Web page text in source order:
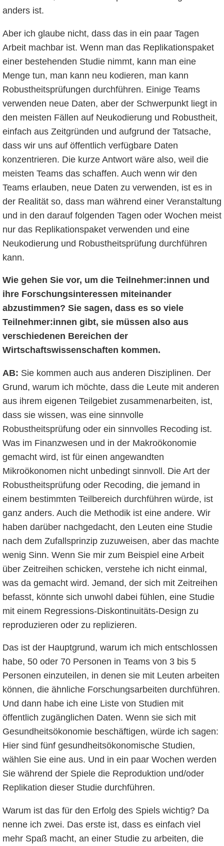
anders ist.
Aber ich glaube nicht, dass das in ein paar Tagen
Arbeit machbar ist. Wenn man das Replikationspaket
einer bestehenden Studie nimmt, kann man eine
Menge tun, man kann neu kodieren, man kann
Robustheitsprüfungen durchführen. Einige Teams
verwenden neue Daten, aber der Schwerpunkt liegt in
den meisten Fällen auf Neukodierung und Robustheit,
einfach aus Zeitgründen und aufgrund der Tatsache,
dass wir uns auf öffentlich verfügbare Daten
konzentrieren. Die kurze Antwort wäre also, weil die
meisten Teams das schaffen. Auch wenn wir den
Teams erlauben, neue Daten zu verwenden, ist es in
der Realität so, dass man während einer Veranstaltung
und in den darauf folgenden Tagen oder Wochen meist
nur das Replikationspaket verwenden und eine
Neukodierung und Robustheitsprüfung durchführen
kann.
Wie gehen Sie vor, um die Teilnehmer:innen und
ihre Forschungsinteressen miteinander
abzustimmen? Sie sagen, dass es so viele
Teilnehmer:innen gibt, sie müssen also aus
verschiedenen Bereichen der
Wirtschaftswissenschaften kommen.
AB: Sie kommen auch aus anderen Disziplinen. Der
Grund, warum ich möchte, dass die Leute mit anderen
aus ihrem eigenen Teilgebiet zusammenarbeiten, ist,
dass sie wissen, was eine sinnvolle
Robustheitsprüfung oder ein sinnvolles Recoding ist.
Was im Finanzwesen und in der Makroökonomie
gemacht wird, ist für einen angewandten
Mikroökonomen nicht unbedingt sinnvoll. Die Art der
Robustheitsprüfung oder Recoding, die jemand in
einem bestimmten Teilbereich durchführen würde, ist
ganz anders. Auch die Methodik ist eine andere. Wir
haben darüber nachgedacht, den Leuten eine Studie
nach dem Zufallsprinzip zuzuweisen, aber das machte
wenig Sinn. Wenn Sie mir zum Beispiel eine Arbeit
über Zeitreihen schicken, verstehe ich nicht einmal,
was da gemacht wird. Jemand, der sich mit Zeitreihen
befasst, könnte sich unwohl dabei fühlen, eine Studie
mit einem Regressions-Diskontinuitäts-Design zu
reproduzieren oder zu replizieren.
Das ist der Hauptgrund, warum ich mich entschlossen
habe, 50 oder 70 Personen in Teams von 3 bis 5
Personen einzuteilen, in denen sie mit Leuten arbeiten
können, die ähnliche Forschungsarbeiten durchführen.
Und dann habe ich eine Liste von Studien mit
öffentlich zugänglichen Daten. Wenn sie sich mit
Gesundheitsökonomie beschäftigen, würde ich sagen:
Hier sind fünf gesundheitsökonomische Studien,
wählen Sie eine aus. Und in ein paar Wochen werden
Sie während der Spiele die Reproduktion und/oder
Replikation dieser Studie durchführen.
Warum ist das für den Erfolg des Spiels wichtig? Da
nenne ich zwei. Das erste ist, dass es einfach viel
mehr Spaß macht, an einer Studie zu arbeiten, die